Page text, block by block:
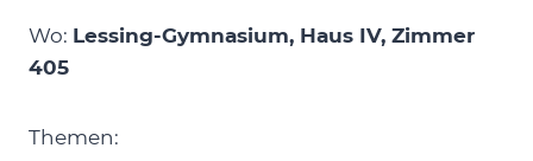
Wo: Lessing-Gymnasium, Haus IV, Zimmer
405
Themen: